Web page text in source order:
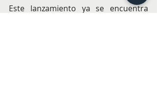
Este lanzamiento ya se encuentra